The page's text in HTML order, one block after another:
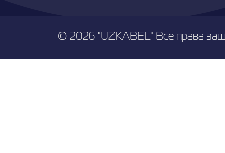
© 2026 "UZKABEL" Все права